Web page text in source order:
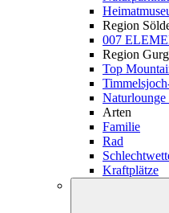
Region
007
Region
Top
Arten
Familie
Rad
Kraftplätze